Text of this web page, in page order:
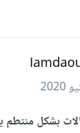
بشكل